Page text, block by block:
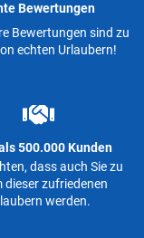
Bewertungen
Bewertungen sind zu
echten Urlaubern!
500.000 Kunden
dass auch Sie zu
dieser zufriedenen
werden.